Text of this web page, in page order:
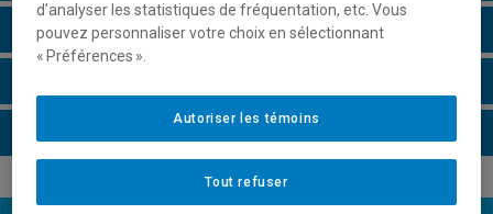
Horaire - Été 2026
d’analyser les statistiques de fréquentation, etc. Vous
pouvez personnaliser votre choix en sélectionnant
« Préférences ».
Tout refuser
Autoriser les témoins